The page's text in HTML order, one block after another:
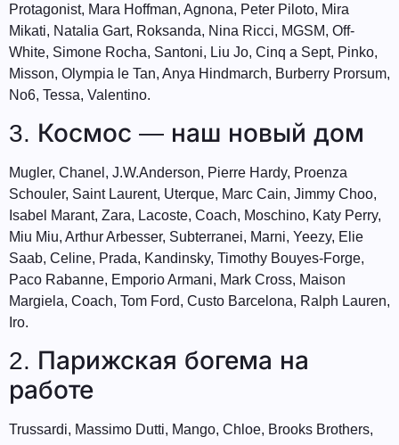
Protagonist, Mara Hoffman, Agnona, Peter Piloto, Mira
Mikati, Natalia Gart, Roksanda, Nina Ricci, MGSM, Off-
White, Simone Rocha, Santoni, Liu Jo, Cinq a Sept, Pinko,
Misson, Olympia le Tan, Anya Hindmarch, Burberry Prorsum,
No6, Tessa, Valentino.
3. Космос — наш новый дом
Mugler, Chanel, J.W.Anderson, Pierre Hardy, Proenza
Schouler, Saint Laurent, Uterque, Marc Cain, Jimmy Choo,
Isabel Marant, Zara, Lacoste, Coach, Moschino, Katy Perry,
Miu Miu, Arthur Arbesser, Subterranei, Marni, Yeezy, Elie
Saab, Celine, Prada, Kandinsky, Timothy Bouyes-Forge,
Paco Rabanne, Emporio Armani, Mark Cross, Maison
Margiela, Coach, Tom Ford, Custo Barcelona, Ralph Lauren,
Iro.
2. Парижская богема на
работе
Trussardi, Massimo Dutti, Mango, Chloe, Brooks Brothers,